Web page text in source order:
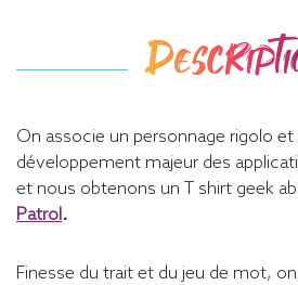
On associe un personnage rigolo et
développement majeur des
et nous obtenons un T shirt geek
Patrol.
Finesse du trait et du jeu de mot,